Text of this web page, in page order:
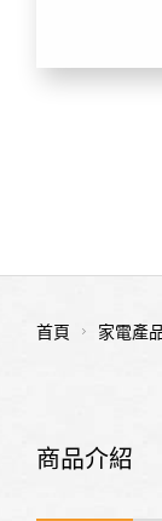
首頁 家電產
商品介紹